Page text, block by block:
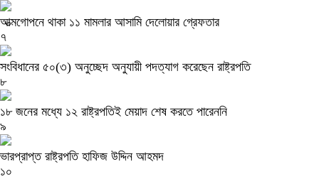
আত্মগোপনে থাকা ১১ মামলার আসামি দেলোয়ার গ্রেফতার
৭
সংবিধানের ৫০(৩) অনুচ্ছেদ অনুযায়ী পদত্যাগ করেছেন রাষ্ট্রপতি
৮
১৮ জনের মধ্যে ১২ রাষ্ট্রপতিই মেয়াদ শেষ করতে পারেননি
৯
ভারপ্রাপ্ত রাষ্ট্রপতি হাফিজ উদ্দিন আহমদ
১০